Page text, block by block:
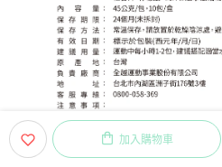
加入購物車